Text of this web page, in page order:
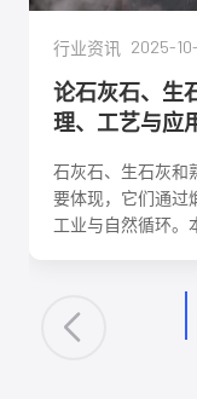
行业资讯 2025-
论石灰石、生
理、工艺与应
石灰石、生石灰和
要体现，它们通过
工业与自然循环。
优化生产工艺、
意义。